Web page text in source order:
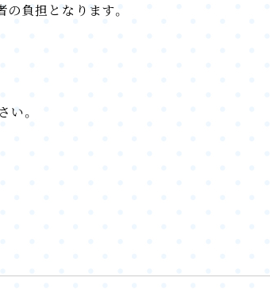
負担となります。
。